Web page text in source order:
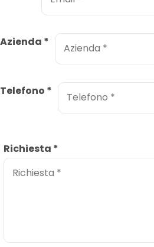
Azienda *
Telefono *
Richiesta *